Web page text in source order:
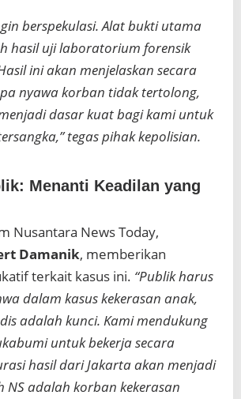
berspekulasi. Alat bukti utama
hasil uji laboratorium forensik
ini akan menjelaskan secara
nyawa korban tidak tertolong,
dasar kuat bagi kami untuk
tegas pihak kepolisian.
Menanti Keadilan yang
Nusantara News Today,
Damanik, memberikan
terkait kasus ini. “Publik harus
dalam kasus kekerasan anak,
adalah kunci. Kami mendukung
untuk bekerja secara
hasil dari Jakarta akan menjadi
NS adalah korban kekerasan